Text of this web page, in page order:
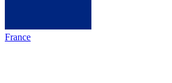
France